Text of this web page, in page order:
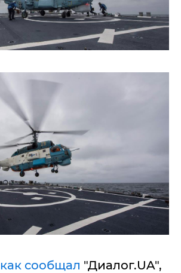
как сообщал "Диалог.UA",